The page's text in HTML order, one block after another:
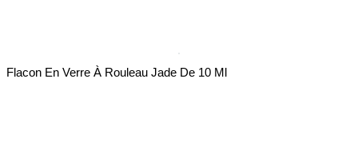
Flacon En Verre À Rouleau Jade De 10 Ml